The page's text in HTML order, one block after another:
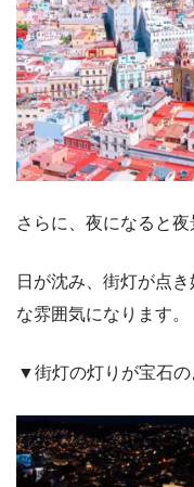
さらに、夜になると
日が沈み、街灯が点
な雰囲気になります。
▼街灯の灯りが宝石